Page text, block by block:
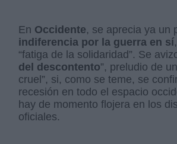
En Occidente, se aprecia ya un
indiferencia por la guerra en sí
“fatiga de la solidaridad”. Se
del descontento”, preludio de
cruel”, si, como se teme, se
recesión en todo el espacio
hay de momento flojera en los
oficiales.